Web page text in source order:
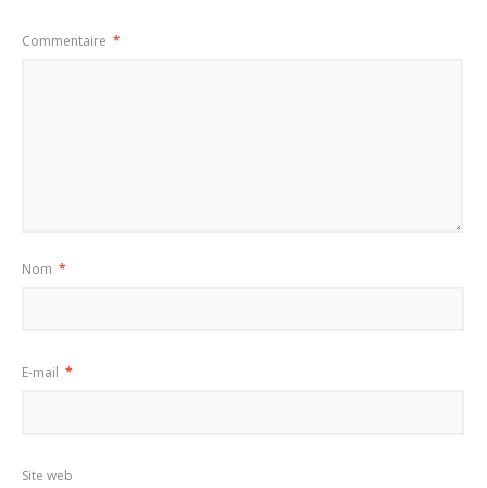
Commentaire *
Nom *
E-mail *
Site web